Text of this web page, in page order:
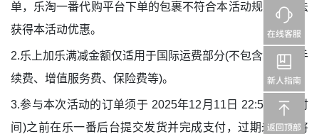
单，乐淘一番代购平台下单的包裹不符合本活动规则，无法
获得本活动优惠。
2.乐上加乐满减金额仅适用于国际运费部分(不包含：包裹手
续费、增值服务费、保险费等)。
3.参与本次活动的订单须于 2025年12月11日 22:59(北京时
间)之前在乐一番后台提交发货并完成支付，过期未支付将